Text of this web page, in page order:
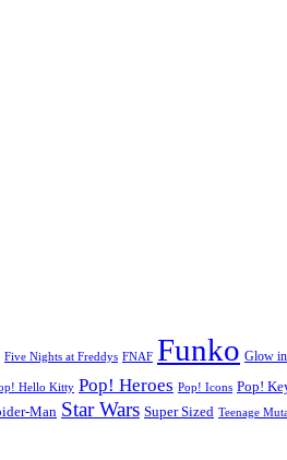
Five Nights at Freddys FNAF Funko Glow
Hello Kitty Pop! Heroes Pop! Icons Pop!
Man Star Wars Super Sized Teenage